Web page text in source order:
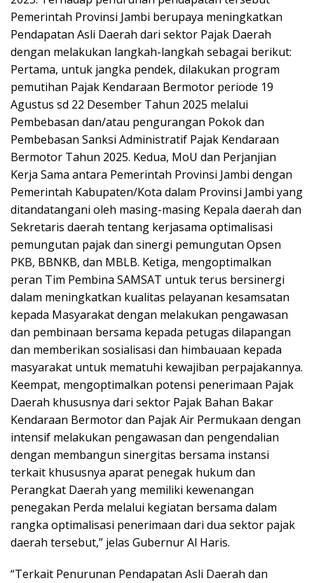
Pemerintah Provinsi Jambi berupaya meningkatkan
Pendapatan Asli Daerah dari sektor Pajak Daerah
dengan melakukan langkah-langkah sebagai berikut:
Pertama, untuk jangka pendek, dilakukan program
pemutihan Pajak Kendaraan Bermotor periode 19
Agustus sd 22 Desember Tahun 2025 melalui
Pembebasan dan/atau pengurangan Pokok dan
Pembebasan Sanksi Administratif Pajak Kendaraan
Bermotor Tahun 2025. Kedua, MoU dan Perjanjian
Kerja Sama antara Pemerintah Provinsi Jambi dengan
Pemerintah Kabupaten/Kota dalam Provinsi Jambi yang
ditandatangani oleh masing-masing Kepala daerah dan
Sekretaris daerah tentang kerjasama optimalisasi
pemungutan pajak dan sinergi pemungutan Opsen
PKB, BBNKB, dan MBLB. Ketiga, mengoptimalkan
peran Tim Pembina SAMSAT untuk terus bersinergi
dalam meningkatkan kualitas pelayanan kesamsatan
kepada Masyarakat dengan melakukan pengawasan
dan pembinaan bersama kepada petugas dilapangan
dan memberikan sosialisasi dan himbauaan kepada
masyarakat untuk mematuhi kewajiban perpajakannya.
Keempat, mengoptimalkan potensi penerimaan Pajak
Daerah khususnya dari sektor Pajak Bahan Bakar
Kendaraan Bermotor dan Pajak Air Permukaan dengan
intensif melakukan pengawasan dan pengendalian
dengan membangun sinergitas bersama instansi
terkait khususnya aparat penegak hukum dan
Perangkat Daerah yang memiliki kewenangan
penegakan Perda melalui kegiatan bersama dalam
rangka optimalisasi penerimaan dari dua sektor pajak
daerah tersebut,” jelas Gubernur Al Haris.
“Terkait Penurunan Pendapatan Asli Daerah dan